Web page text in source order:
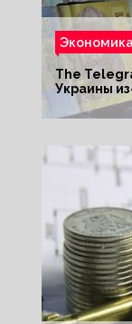
Экономика
The
Украины